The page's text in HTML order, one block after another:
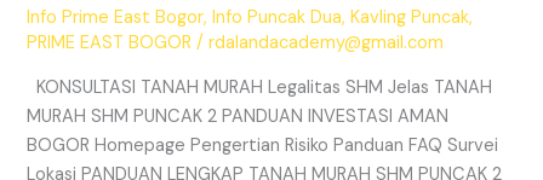
Info Prime East Bogor,Info Puncak Dua,Kavling Puncak,
PRIME EAST BOGOR /rdalandacademy@gmail.com
KONSULTASI TANAH MURAH Legalitas SHM Jelas TANAH
MURAH SHM PUNCAK 2 PANDUAN INVESTASI AMAN
BOGOR Homepage Pengertian Risiko Panduan FAQ Survei
Lokasi PANDUAN LENGKAP TANAH MURAH SHM PUNCAK 2